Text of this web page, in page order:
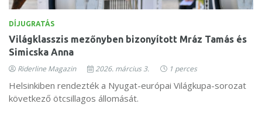
DÍJUGRATÁS
Világklasszis mezőnyben bizonyított Mráz Tamás és
Simicska Anna
Riderline Magazin 2026. március 3. 1 perces
Helsinkiben rendezték a Nyugat-európai Világkupa-sorozat
következő ötcsillagos állomását.